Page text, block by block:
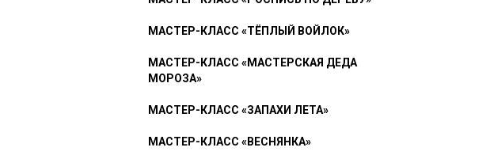
МАСТЕР-КЛАСС «ТЁПЛЫЙ ВОЙЛОК»
МАСТЕР-КЛАСС «МАСТЕРСКАЯ ДЕДА
МОРОЗА»
МАСТЕР-КЛАСС «ЗАПАХИ ЛЕТА»
МАСТЕР-КЛАСС «ВЕСНЯНКА»